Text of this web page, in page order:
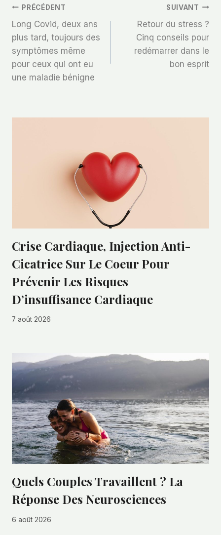
Navigation
De
L’article
PRÉCÉDENT
Long Covid, deux ans
plus tard, toujours des
symptômes même
pour ceux qui ont eu
une maladie bénigne
SUIVANT
Retour du stress ?
Cinq conseils pour
redémarrer dans le
bon esprit
Crise Cardiaque, Injection Anti-
Cicatrice Sur Le Coeur Pour
Prévenir Les Risques
D’insuffisance Cardiaque
7 août 2026
Quels Couples Travaillent ? La
Réponse Des Neurosciences
6 août 2026